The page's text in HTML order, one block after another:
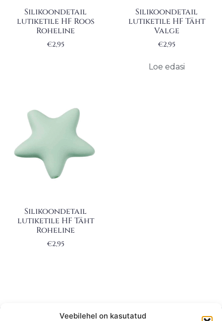
Veebilehel on kasutatud
Silikoondetail
lutiketile HF Roos
Roheline
€2,95
Silikoondetail
lutiketile HF Täht
Valge
€2,95
Loe edasi
Silikoondetail
lutiketile HF Täht
Roheline
€2,95